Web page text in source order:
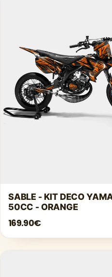
SABLE - KIT DECO
50CC - ORANGE
169.90€